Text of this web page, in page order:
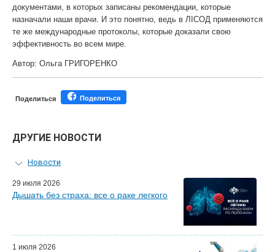
документами, в которых записаны рекомендации, которые
назначали наши врачи. И это понятно, ведь в ЛІСОД применяются
те же международные протоколы, которые доказали свою
эффективность во всем мире.
Автор: Ольга ГРИГОРЕНКО
Поделиться Поделиться
ДРУГИЕ НОВОСТИ
Новости
Персональный гид
Мастер-классы для врачей
Наши партнеры
29 июля 2026
Дышать без страха: все о раке легкого
1 июля 2026